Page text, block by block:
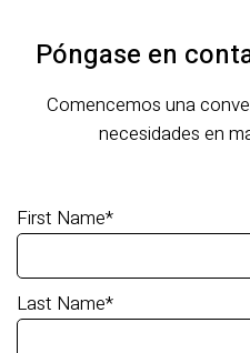
Póngase en
Comencemos una
necesidades en
First Name*
Last Name*